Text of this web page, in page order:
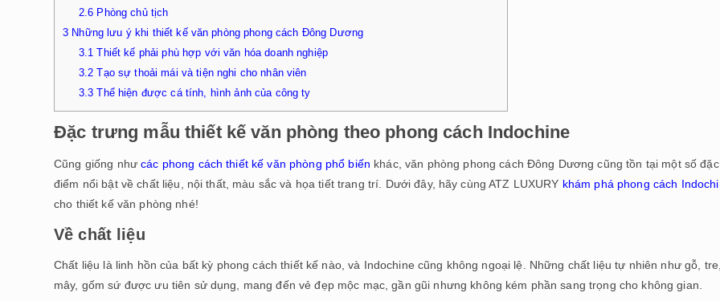
2.6 Phòng chủ tịch
3 Những lưu ý khi thiết kế văn phòng phong cách Đông Dương
3.1 Thiết kế phải phù hợp với văn hóa doanh nghiệp
3.2 Tạo sự thoải mái và tiện nghi cho nhân viên
3.3 Thể hiện được cá tính, hình ảnh của công ty
Đặc trưng mẫu thiết kế văn phòng theo phong cách Indochine
Cũng giống nhưcác phong cách thiết kế văn phòng phổ biến khác, văn phòng phong cách Đông Dương cũng tồn tại một số đặc
điểm nổi bật về chất liệu, nội thất, màu sắc và họa tiết trang trí. Dưới đây, hãy cùng ATZ LUXURY khám phá phong cách
cho thiết kế văn phòng nhé!
Về chất liệu
Chất liệu là linh hồn của bất kỳ phong cách thiết kế nào, và Indochine cũng không ngoại lệ. Những chất liệu tự nhiên như gỗ,
mây, gốm sứ được ưu tiên sử dụng, mang đến vẻ đẹp mộc mạc, gần gũi nhưng không kém phần sang trọng cho không gian.